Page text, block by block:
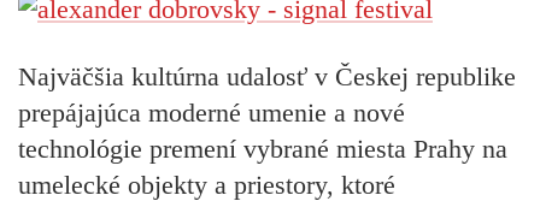
Najväčšia kultúrna udalosť v Českej republike
prepájajúca moderné umenie a nové
technológie premení vybrané miesta Prahy na
umelecké objekty a priestory, ktoré